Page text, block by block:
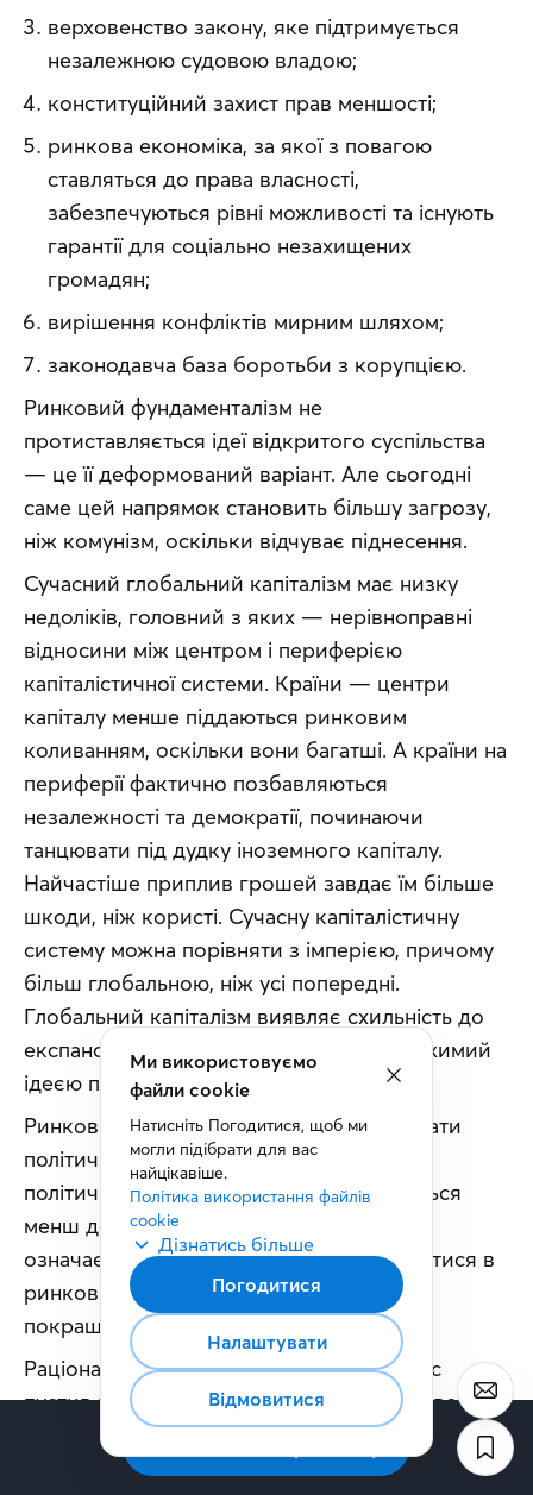
верховенство закону, яке підтримується
незалежною судовою владою;
конституційний захист прав меншості;
ринкова економіка, за якої з повагою
ставляться до права власності,
забезпечуються рівні можливості та існують
гарантії для соціально незахищених
громадян;
вирішення конфліктів мирним шляхом;
законодавча база боротьби з корупцією.
Ринковий фундаменталізм не
протиставляється ідеї відкритого суспільства
— це її деформований варіант. Але сьогодні
саме цей напрямок становить більшу загрозу,
ніж комунізм, оскільки відчуває піднесення.
Сучасний глобальний капіталізм має низку
недоліків, головний з яких — нерівноправні
відносини між центром і периферією
капіталістичної системи. Країни — центри
капіталу менше піддаються ринковим
коливанням, оскільки вони багатші. А країни на
периферії фактично позбавляються
незалежності та демократії, починаючи
танцювати під дудку іноземного капіталу.
Найчастіше приплив грошей завдає їм більше
шкоди, ніж користі. Сучасну капіталістичну
систему можна порівняти з імперією, причому
більш глобальною, ніж усі попередні.
Глобальний капіталізм виявляє схильність до
експансії: він шукає рівноваги, він одержимий
ідеєю панування.
Ринковий фундаменталізм слід коригувати
політичним втручанням. Погано те, що
політичні рішення найчастіше виявляються
менш досконалими за ринок. Але це не
означає, що політика не повинна втручатися в
ринкові процеси — потрібно якісно
покращити це втручання.
Раціональної людини немає. Кожен із нас
пустив глибоке коріння у своє суспільство, з
його мораллю та поняттями про обов’язок.
Людині потрібне суспільство, вона не може
Ми використовуємо
файли cookie
Натисніть Погодитися, щоб ми
могли підібрати для вас
найцікавіше.
Політика використання файлів
cookie
Дізнатись більше
Погодитися
Налаштувати
Відмовитися